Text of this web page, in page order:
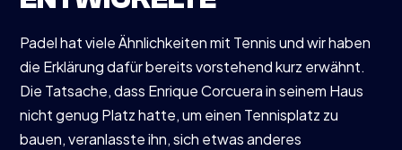
Padel hat viele Ähnlichkeiten mit Tennis und wir haben
die Erklärung dafür bereits vorstehend kurz erwähnt.
Die Tatsache, dass Enrique Corcuera in seinem Haus
nicht genug Platz hatte, um einen Tennisplatz zu
bauen, veranlasste ihn, sich etwas anderes